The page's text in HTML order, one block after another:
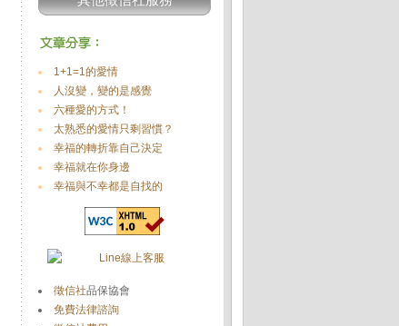
1+1=1的愛情
人沒變，變的是感覺
六種愛的方式！
太熟悉的愛情只剩習慣？
幸福的轉折靠自己決定
幸福就在你身邊
幸福與不幸都是自找的
徵信社品保協會
免費法律諮詢